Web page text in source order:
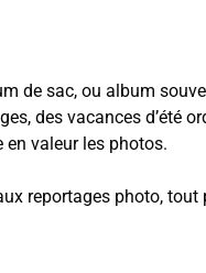
de sac, ou album
des vacances d’été
valeur les photos.
reportages photo, tout